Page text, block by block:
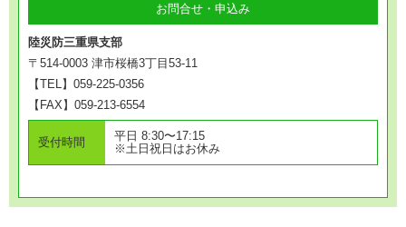
お問合せ・申込み
陸災防三重県支部
〒514-0003 津市桜橋3丁目53-11
【TEL】059-225-0356
【FAX】059-213-6554
受付時間
平日 8:30〜17:15
※土日祝日はお休み